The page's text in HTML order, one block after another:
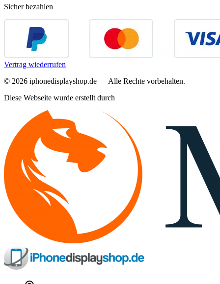
Sicher bezahlen
Vertrag wiederrufen
© 2026 iphonedisplayshop.de — Alle Rechte vorbehalten.
Diese Webseite wurde erstellt durch